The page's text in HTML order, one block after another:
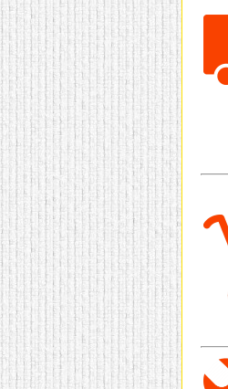
домашнем использовании.
Эта мебель имеет
некоторые преимущества
перед той же стенкой для
гостиной, к примеру,
поскольку она более
легкая и не загромождает
пространство. В спальне
этот предмет можно
поставить у изголовья
кровати, чтобы заполнить
пустующее там
место.
Также стеллажи
очень часто используют в
качестве разграничителей
комнаты, например, на
рабочую зону и
пространство для отдыха.
Особенно это актуально
для однокомнатных
квартир.